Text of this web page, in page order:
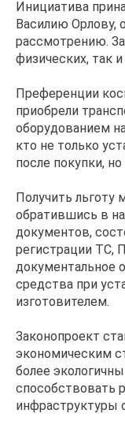
Инициатива
Василию Орлову,
рассмотрению.
физических, так
Преференции
приобрели
оборудованием
кто не только
после покупки,
Получить льготу
обратившись в
документов,
регистрации ТС,
документальное
средства при
изготовителем.
Законопроект
экономическим
более
способствовать
инфраструктуры